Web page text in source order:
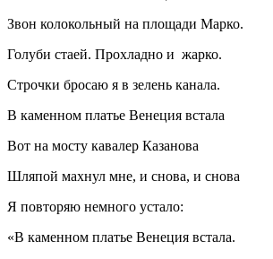
Звон колокольный на площади Марко.
Голуби стаей. Прохладно и жарко.
Строчки бросаю я в зелень канала.
В каменном платье Венеция встала
Вот на мосту кавалер Казанова
Шляпой махнул мне, и снова, и снова
Я повторяю немного устало:
«В каменном платье Венеция встала.